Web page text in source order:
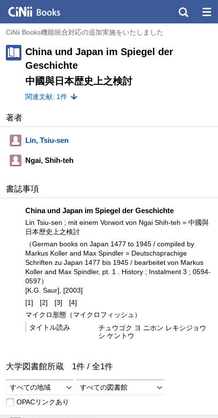
CiNii Books機能統合対応の追加実施をいたしました
China und Japan im Spiegel der
Geschichte
中國與日本歴史上之検討
関連文献: 1件
著者
Lin, Tsiu-sen
Ngai, Shih-teh
書誌事項
China und Japan im Spiegel der Geschichte
Lin Tsiu-sen ; mit einem Vorwort von Ngai Shih-teh = 中國與
日本歴史上之検討
（German books on Japan 1477 to 1945 / compiled by
Markus Koller and Max Spindler = Deutschsprachige
Schriften zu Japan 1477 bis 1945 / bearbeitet von Markus
Koller and Max Spindler, pt. 1 . History ; Instalment 3 ; 0594-
0597）
[K.G. Saur], [2003]
[1]
[2] [3]
[4]
マイクロ形態（マイクロフィッシュ）
タイトル読み
チュウゴク ヨ ニホン レキシジョウ
シ ケントウ
大学図書館所蔵 1件 / 全1件
すべての地域
すべての図書館
OPACリンクあり